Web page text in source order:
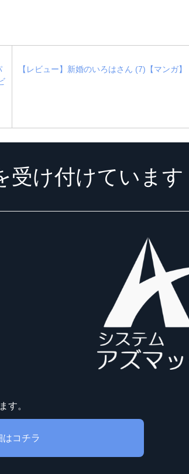
【レビュー】新婚のいろはさん (7)【マンガ】
受け付けています
す。
はコチラ